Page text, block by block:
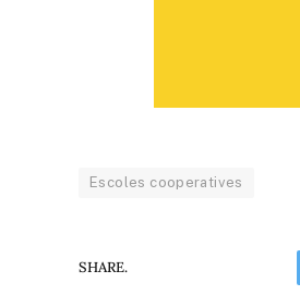
Escoles cooperatives
SHARE.